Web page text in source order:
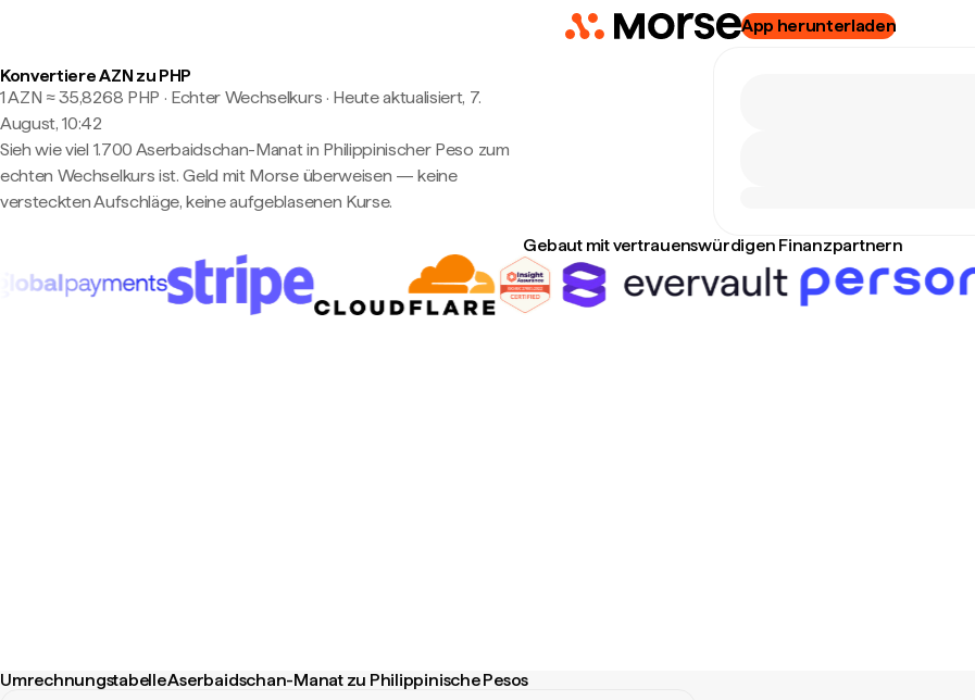
App herunterladen
Konvertiere AZN zu PHP
1 AZN ≈ 35,8268 PHP · Echter Wechselkurs · Heute aktualisiert, 7.
August, 10:42
Sieh wie viel 1.700 Aserbaidschan-Manat in Philippinischer Peso zum
echten Wechselkurs ist. Geld mit Morse überweisen — keine
versteckten Aufschläge, keine aufgeblasenen Kurse.
Gebaut mit vertrauenswürdigen Finanzpartnern
Umrechnungstabelle Aserbaidschan-Manat zu Philippinische Pesos